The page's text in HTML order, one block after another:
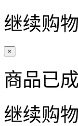
继续购物
×
商品已
继续购物